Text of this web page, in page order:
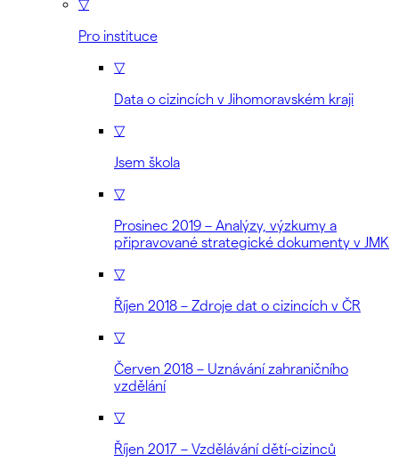
Pro instituce
▽
Data o cizincích v Jihomoravském kraji
▽
Jsem škola
▽
Prosinec 2019 – Analýzy, výzkumy a
připravované strategické dokumenty v JMK
▽
Říjen 2018 – Zdroje dat o cizincích v ČR
▽
Červen 2018 – Uznávání zahraničního
vzdělání
▽
Říjen 2017 – Vzdělávání dětí-cizinců